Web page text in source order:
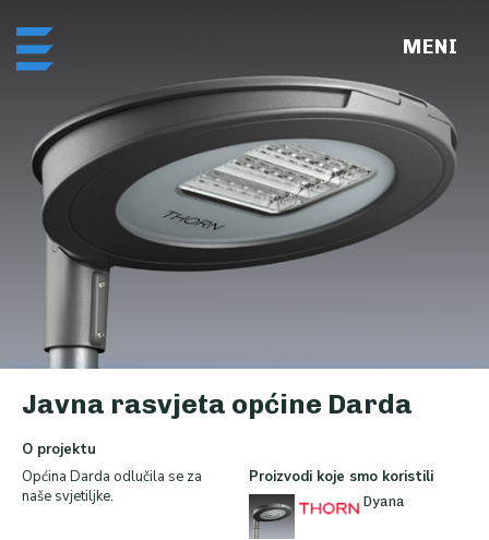
content
Javna rasvjeta općine Darda
O projektu
Općina Darda odlučila se za
naše svjetiljke.
Proizvodi koje smo koristili
Dyana